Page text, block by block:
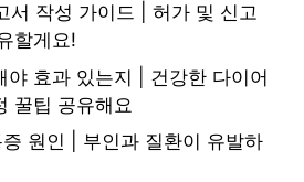
서 작성 가이드 | 허가 및 신고
할게요!
야 효과 있는지 | 건강한 다이어
꿀팁 공유해요
원인 | 부인과 질환이 유발하